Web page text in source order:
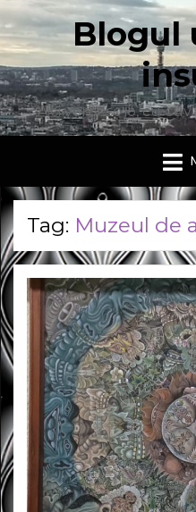
Blogul
Aici vorbesc io, cu
Tag: Muzeul de